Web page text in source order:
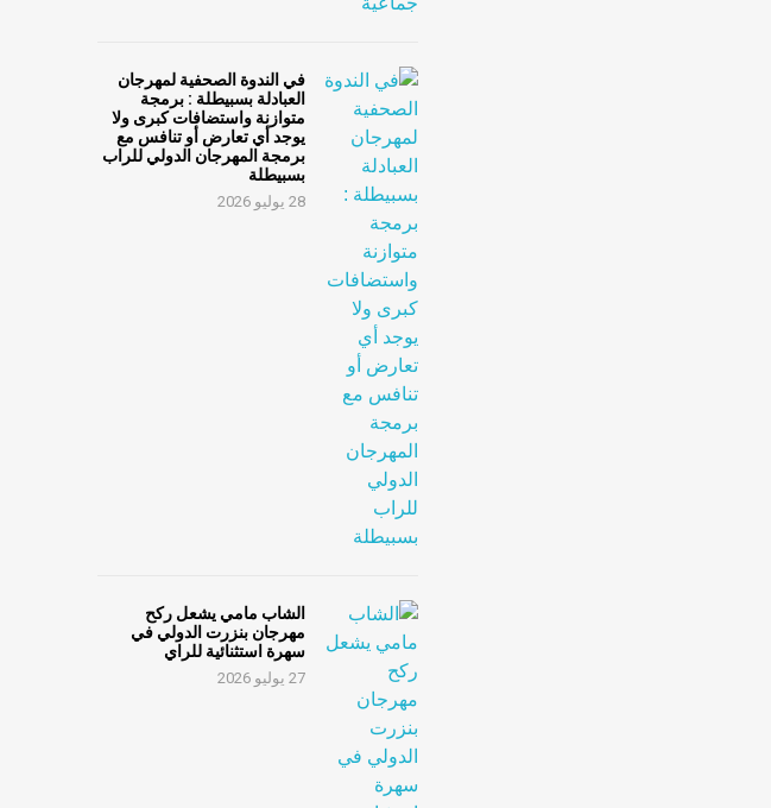
في الندوة الصحفية لمهرجان
العبادلة بسبيطلة : برمجة
متوازنة واستضافات كبرى ولا
يوجد أي تعارض أو تنافس مع
برمجة المهرجان الدولي للراب
بسبيطلة
28 يوليو 2026
الشاب مامي يشعل ركح
مهرجان بنزرت الدولي في
سهرة استثنائية للراي
27 يوليو 2026